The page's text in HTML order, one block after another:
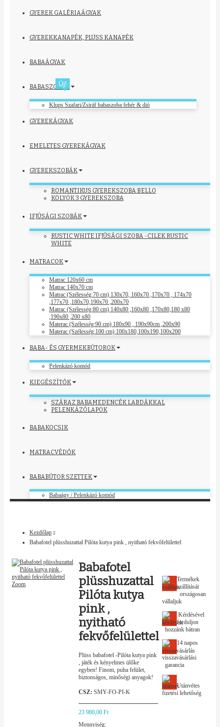
GYEREK GALÉRIAÁGYAK
GYEREKKANAPÉK, PLÜSS KANAPÉK
BABAÁGYAK
BABASZOBÁK
Új!
Klups Szafari/Zsiráf babaszoba fehér & dió
GYEREKÁGYAK
EMELETES GYEREKÁGYAK
GYEREKSZOBÁK
ROMANTIKUS GYEREKSZOBA BELLO
KÖLYÖK 3 GYEREKSZOBA
IFJÚSÁGI SZOBÁK
RUSTIC WHITE IFJÚSÁGI SZOBA -CILEK RUSTIC
WHITE
MATRACOK
Matrac 120x60 cm
Matrac 140x70 cm
Matrac (Szélesség:70 cm) 130x70, 160x70 ,170x70 , 174x70
,177x70 ,180x70,190x70 ,200x70
Matrac (Szélesség:80 cm) 140x80 ,160x80 ,170x80,180 x80
,190x80 ,200 x80
Materac (Szélesség:90 cm) 180x90 , 190x90cm ,200x90
Materac (Szélesség:100 cm) 100x180,100x190,100x200
BABA- ÉS GYERMEKBÚTOROK
Pelenkázó komód
KIEGÉSZÍTŐK
SZÁRAZ BABAMEDENCÉK LABDÁKKAL
PELENKÁZÓLAPOK
BABAKOCSIK
MATRACVÉDŐK
BABABÚTOR SZETTEK
Babaágy / Pelenkázó komód
Kezdőlap
Babafotel plüsshuzattal Pilóta kutya pink , nyitható fekvőfelülettel
Zoom
Babafotel
plüsshuzattal
Pilóta kutya
pink ,
nyitható
fekvőfelülettel
Plüss babafotel -Pilóta kutya pink
, játék és kényelmes ülőke
egyben! Finom, puha felület,
biztonságos, minőségi anyagok!
CSZ:SMY-FO-PI-K
23 980,00 Ft
Mennyiség:
Termékek
szállítását
országosan
vállaljuk
Kérdésével
forduljon
hozzánk bátran
14 napos
visszavásárlási
garancia
Utánvétes
fizetési lehetőség